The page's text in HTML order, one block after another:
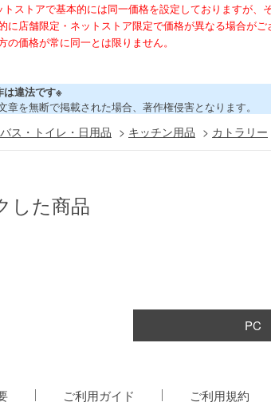
ストアで基本的には同一価格を設定しておりますが、
に店舗限定・ネットストア限定で価格が異なる場合がご
の価格が常に同一とは限りません。
は違法です※
章を無断で掲載された場合、著作権侵害となります。
ス・トイレ・日用品 > キッチン用品 > カトラリー
した商品
PC
ご利用ガイド ご利用規約